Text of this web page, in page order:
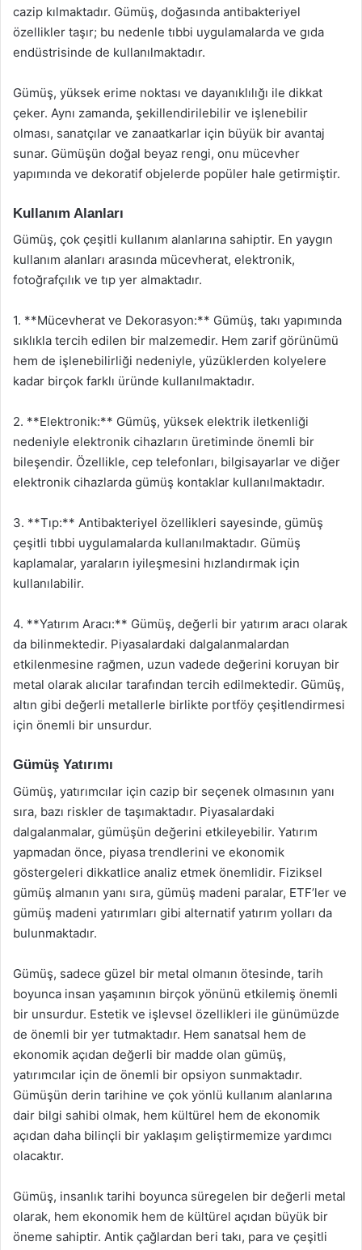
cazip kılmaktadır. Gümüş, doğasında antibakteriyel
özellikler taşır; bu nedenle tıbbi uygulamalarda ve gıda
endüstrisinde de kullanılmaktadır.
Gümüş, yüksek erime noktası ve dayanıklılığı ile dikkat
çeker. Aynı zamanda, şekillendirilebilir ve işlenebilir
olması, sanatçılar ve zanaatkarlar için büyük bir avantaj
sunar. Gümüşün doğal beyaz rengi, onu mücevher
yapımında ve dekoratif objelerde popüler hale getirmiştir.
Kullanım Alanları
Gümüş, çok çeşitli kullanım alanlarına sahiptir. En yaygın
kullanım alanları arasında mücevherat, elektronik,
fotoğrafçılık ve tıp yer almaktadır.
1. **Mücevherat ve Dekorasyon:** Gümüş, takı yapımında
sıklıkla tercih edilen bir malzemedir. Hem zarif görünümü
hem de işlenebilirliği nedeniyle, yüzüklerden kolyelere
kadar birçok farklı üründe kullanılmaktadır.
2. **Elektronik:** Gümüş, yüksek elektrik iletkenliği
nedeniyle elektronik cihazların üretiminde önemli bir
bileşendir. Özellikle, cep telefonları, bilgisayarlar ve diğer
elektronik cihazlarda gümüş kontaklar kullanılmaktadır.
3. **Tıp:** Antibakteriyel özellikleri sayesinde, gümüş
çeşitli tıbbi uygulamalarda kullanılmaktadır. Gümüş
kaplamalar, yaraların iyileşmesini hızlandırmak için
kullanılabilir.
4. **Yatırım Aracı:** Gümüş, değerli bir yatırım aracı olarak
da bilinmektedir. Piyasalardaki dalgalanmalardan
etkilenmesine rağmen, uzun vadede değerini koruyan bir
metal olarak alıcılar tarafından tercih edilmektedir. Gümüş,
altın gibi değerli metallerle birlikte portföy çeşitlendirmesi
için önemli bir unsurdur.
Gümüş Yatırımı
Gümüş, yatırımcılar için cazip bir seçenek olmasının yanı
sıra, bazı riskler de taşımaktadır. Piyasalardaki
dalgalanmalar, gümüşün değerini etkileyebilir. Yatırım
yapmadan önce, piyasa trendlerini ve ekonomik
göstergeleri dikkatlice analiz etmek önemlidir. Fiziksel
gümüş almanın yanı sıra, gümüş madeni paralar, ETF’ler ve
gümüş madeni yatırımları gibi alternatif yatırım yolları da
bulunmaktadır.
Gümüş, sadece güzel bir metal olmanın ötesinde, tarih
boyunca insan yaşamının birçok yönünü etkilemiş önemli
bir unsurdur. Estetik ve işlevsel özellikleri ile günümüzde
de önemli bir yer tutmaktadır. Hem sanatsal hem de
ekonomik açıdan değerli bir madde olan gümüş,
yatırımcılar için de önemli bir opsiyon sunmaktadır.
Gümüşün derin tarihine ve çok yönlü kullanım alanlarına
dair bilgi sahibi olmak, hem kültürel hem de ekonomik
açıdan daha bilinçli bir yaklaşım geliştirmemize yardımcı
olacaktır.
Gümüş, insanlık tarihi boyunca süregelen bir değerli metal
olarak, hem ekonomik hem de kültürel açıdan büyük bir
öneme sahiptir. Antik çağlardan beri takı, para ve çeşitli